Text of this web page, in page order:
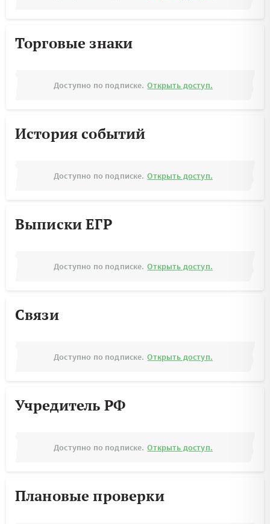
Торговые знаки
Доступно по подписке. Открыть доступ.
История событий
Доступно по подписке. Открыть доступ.
Выписки ЕГР
Доступно по подписке. Открыть доступ.
Связи
Доступно по подписке. Открыть доступ.
Учредитель РФ
Доступно по подписке. Открыть доступ.
Плановые проверки